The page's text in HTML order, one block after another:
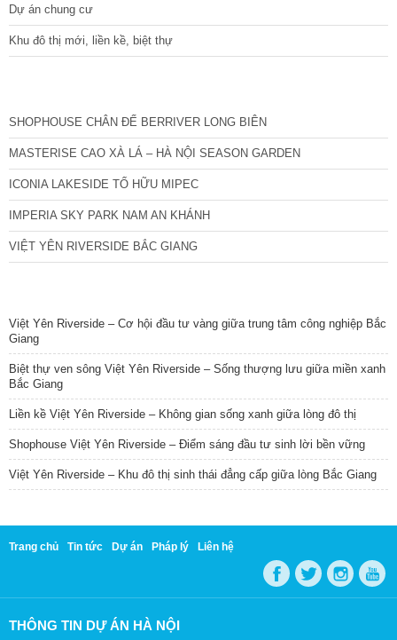
Dự án chung cư
Khu đô thị mới, liền kề, biệt thự
SHOPHOUSE CHÂN ĐẾ BERRIVER LONG BIÊN
MASTERISE CAO XÀ LÁ – HÀ NỘI SEASON GARDEN
ICONIA LAKESIDE TỐ HỮU MIPEC
IMPERIA SKY PARK NAM AN KHÁNH
VIỆT YÊN RIVERSIDE BẮC GIANG
Việt Yên Riverside – Cơ hội đầu tư vàng giữa trung tâm công nghiệp Bắc
Giang
Biệt thự ven sông Việt Yên Riverside – Sống thượng lưu giữa miền xanh
Bắc Giang
Liền kề Việt Yên Riverside – Không gian sống xanh giữa lòng đô thị
Shophouse Việt Yên Riverside – Điểm sáng đầu tư sinh lời bền vững
Việt Yên Riverside – Khu đô thị sinh thái đẳng cấp giữa lòng Bắc Giang
Trang chủ Tin tức Dự án Pháp lý Liên hệ
THÔNG TIN DỰ ÁN HÀ NỘI